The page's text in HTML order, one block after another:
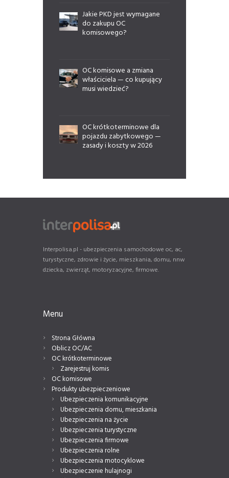
Jakie PKD jest wymagane
do zakupu OC
komisowego?
OC komisowe a zmiana
właściciela — co kupujący
musi wiedzieć?
OC krótkoterminowe dla
pojazdu zabytkowego —
zasady i koszty w 2026
Interpolisa.pl - ubezpieczenia samochodowe oc, ac,
turystyczne, zdrowie i życie, mieszkania, domu, nnw
dziecka, zwierząt, motoryzacyjne, firmowe.
Menu
Strona Główna
Oblicz OC/AC
OC krótkoterminowe
Zarejestruj komis
OC komisowe
Produkty ubezpieczeniowe
Ubezpieczenia komunikacyjne
Ubezpieczenia domu, mieszkania
Ubezpieczenia na życie
Ubezpieczenia turystyczne
Ubezpieczenia firmowe
Ubezpieczenia rolne
Ubezpieczenia motocyklowe
Ubezpieczenie hulajnogi